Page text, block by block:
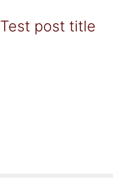
Test post title